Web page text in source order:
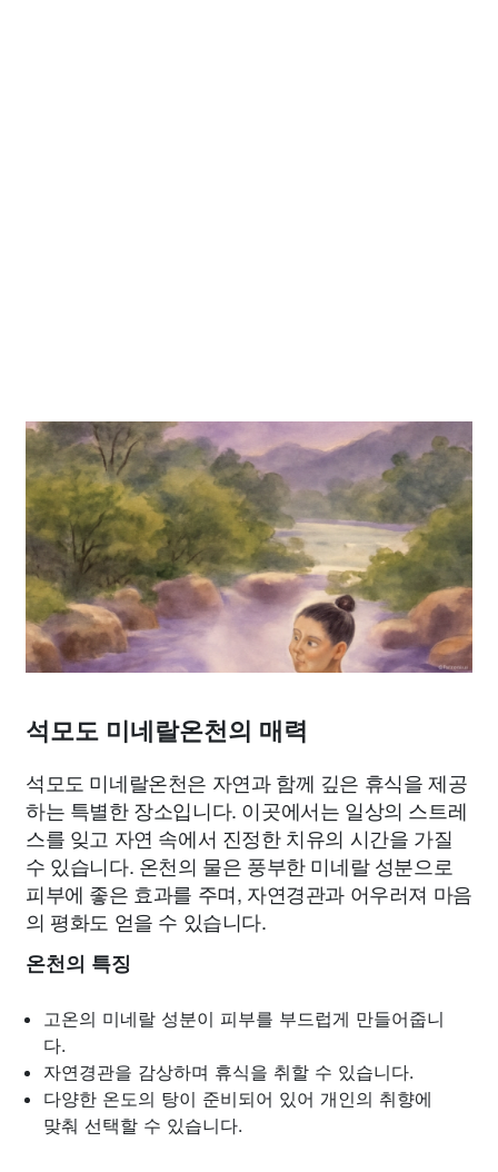
석모도 미네랄온천의 매력
석모도 미네랄온천은 자연과 함께 깊은 휴식을 제공
하는 특별한 장소입니다. 이곳에서는 일상의 스트레
스를 잊고 자연 속에서 진정한 치유의 시간을 가질
수 있습니다. 온천의 물은 풍부한 미네랄 성분으로
피부에 좋은 효과를 주며, 자연경관과 어우러져 마음
의 평화도 얻을 수 있습니다.
온천의 특징
고온의 미네랄 성분이 피부를 부드럽게 만들어줍니
다.
자연경관을 감상하며 휴식을 취할 수 있습니다.
다양한 온도의 탕이 준비되어 있어 개인의 취향에
맞춰 선택할 수 있습니다.